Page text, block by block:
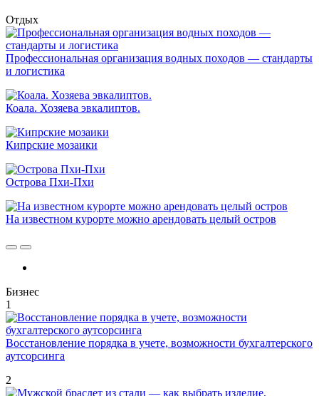
Отдых
Профессиональная организация водных походов — стандарты
и логистика
Коала. Хозяева эвкалиптов.
Кипрские мозаики
Острова Пхи-Пхи
На известном курорте можно арендовать целый остров
Бизнес
1
Восстановление порядка в учете, возможности бухгалтерского
аутсорсинга
2